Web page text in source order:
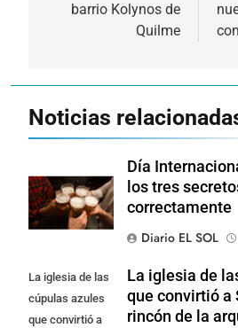
barrio Kolynos de
Quilme
Noticias
Día
los tres
correctamente
Diario EL SOL
La iglesia de las
cúpulas azules
que convirtió a
La iglesia de
que convirtió a
rincón de la